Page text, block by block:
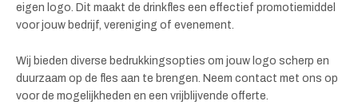
eigen logo. Dit maakt de drinkfles een effectief promotiemiddel
voor jouw bedrijf, vereniging of evenement.
Wij bieden diverse bedrukkingsopties om jouw logo scherp en
duurzaam op de fles aan te brengen. Neem contact met ons op
voor de mogelijkheden en een vrijblijvende offerte.